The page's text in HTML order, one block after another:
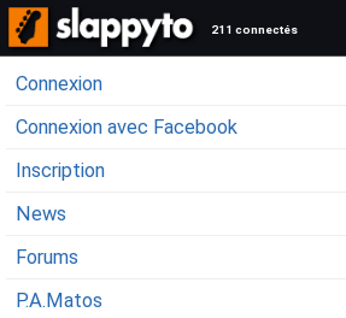
211 connectés
Connexion
Connexion avec Facebook
Inscription
News
Forums
P.A.Matos